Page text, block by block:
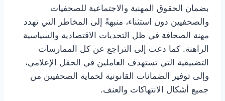
بضمان الحقوق المهنية والاجتماعية للصحفيات
والصحفيين دون استثناء، منبهةً إلى المخاطر التي تهدد
مهنة الصحافة في ظل التحديات الاقتصادية والسياسية
الراهنة. كما دعت إلى التراجع عن كل الممارسات
التضييقية التي تستهدف العاملين في الحقل الإعلامي،
وإلى توفير الضمانات القانونية لحماية الصحفيين من
جميع أشكال الانتهاكات والعنف.